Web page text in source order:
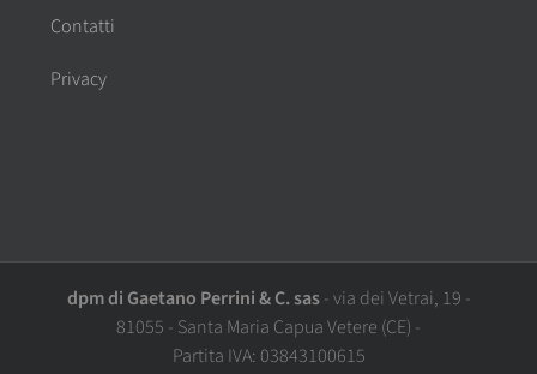
Contatti
Privacy
dpm di Gaetano Perrini & C. sas-via dei Vetrai, 19 -
81055 - Santa Maria Capua Vetere (CE) -
Partita IVA: 03843100615